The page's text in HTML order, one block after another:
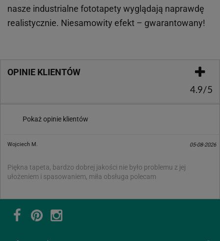
nasze industrialne fototapety wyglądają naprawdę
realistycznie. Niesamowity efekt – gwarantowany!
OPINIE KLIENTÓW
4.9/5
Pokaż opinie klientów
Wojciech M. 05-08-2026
Piękna tapeta, bardzo dobrej jakości nie było problemu z jej
ułożeniem i spasowaniem, miła obsługa polecam